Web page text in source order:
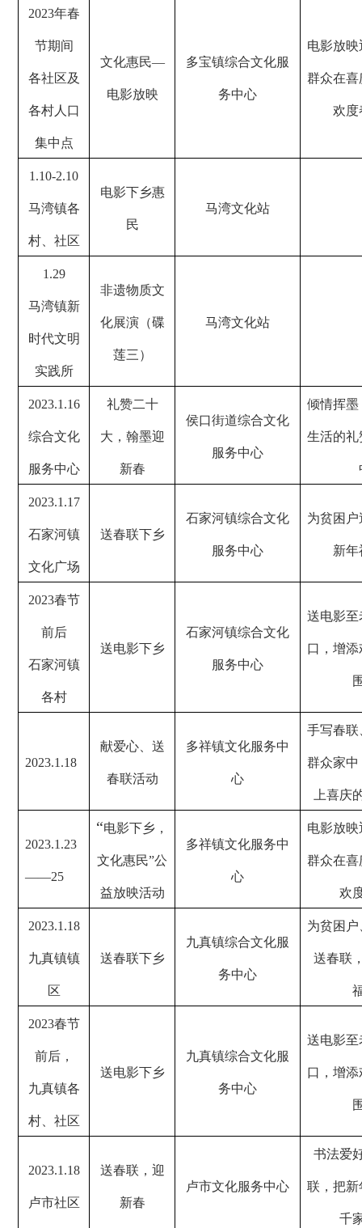
2023年春
节期间
各社区及
各村人口
集中点
文化惠民—
电影放映
多宝镇综合文化服
务中心
电影放
群众在喜
欢度
1.10-2.10
马湾镇各
村、社区
电影下乡惠
民
马湾文化站
1.29
马湾镇新
时代文明
实践所
非遗物质文
化展演（碟
莲三）
马湾文化站
2023.1.16
综合文化
服务中心
礼赞二十
大，翰墨迎
新春
侯口街道综合文化
服务中心
倾情挥墨
生活的礼
2023.1.17
石家河镇
文化广场
送春联下乡
石家河镇综合文化
服务中心
为贫困
新年
2023春节
前后
石家河镇
各村
送电影下乡
石家河镇综合文化
服务中心
送电影至
口，增
2023.1.18
献爱心、送
春联活动
多祥镇文化服务中
心
手写春联
群众家中
上喜庆
2023.1.23
——25
“电影下乡，
文化惠民”公
益放映活动
多祥镇文化服务中
心
电影放
群众在喜
欢
2023.1.18
九真镇镇
区
送春联下乡
九真镇综合文化服
务中心
为贫困
送春联
2023春节
前后，
九真镇各
村、社区
送电影下乡
九真镇综合文化服
务中心
送电影至
口，增
2023.1.18
卢市社区
送春联，迎
新春
卢市文化服务中心
书法爱
联，把新
千